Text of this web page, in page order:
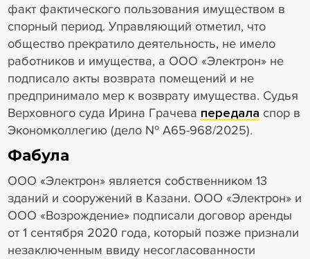
факт фактического пользования имуществом в
спорный период. Управляющий отметил, что
общество прекратило деятельность, не имело
работников и имущества, а ООО «Электрон» не
подписало акты возврата помещений и не
предпринимало мер к возврату имущества. Судья
Верховного суда Ирина Грачева передала спор в
Экономколлегию (дело № А65-968/2025).
Фабула
ООО «Электрон» является собственником 13
зданий и сооружений в Казани. ООО «Электрон» и
ООО «Возрождение» подписали договор аренды
от 1 сентября 2020 года, который позже признали
незаключенным ввиду несогласованности